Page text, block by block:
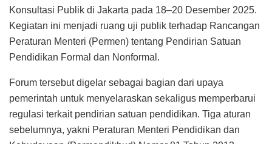
Konsultasi Publik di Jakarta pada 18–20 Desember 2025.
Kegiatan ini menjadi ruang uji publik terhadap Rancangan
Peraturan Menteri (Permen) tentang Pendirian Satuan
Pendidikan Formal dan Nonformal.
Forum tersebut digelar sebagai bagian dari upaya
pemerintah untuk menyelaraskan sekaligus memperbarui
regulasi terkait pendirian satuan pendidikan. Tiga aturan
sebelumnya, yakni Peraturan Menteri Pendidikan dan